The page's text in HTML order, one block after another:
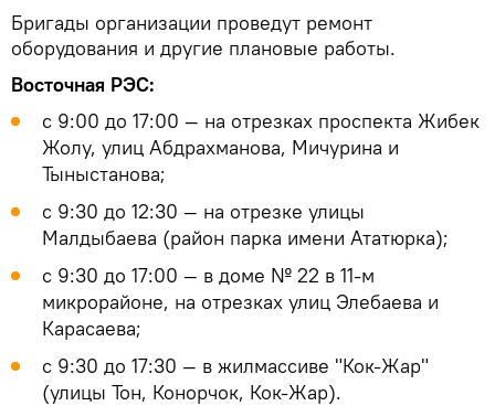
Бригады организации проведут ремонт
оборудования и другие плановые работы.
Восточная РЭС:
с 9:00 до 17:00 — на отрезках проспекта Жибек
Жолу, улиц Абдрахманова, Мичурина и
Тыныстанова;
с 9:30 до 12:30 — на отрезке улицы
Малдыбаева (район парка имени Ататюрка);
с 9:30 до 17:00 — в доме № 22 в 11-м
микрорайоне, на отрезках улиц Элебаева и
Карасаева;
с 9:30 до 17:30 — в жилмассиве "Кок-Жар"
(улицы Тон, Конорчок, Кок-Жар).